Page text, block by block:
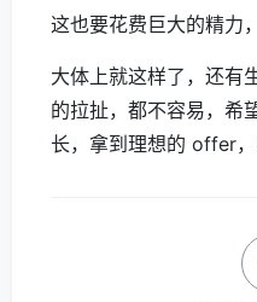
这也要花费巨大的精力
大体上就这样了，还有
的拉扯，都不容易，希
长，拿到理想的 offer，